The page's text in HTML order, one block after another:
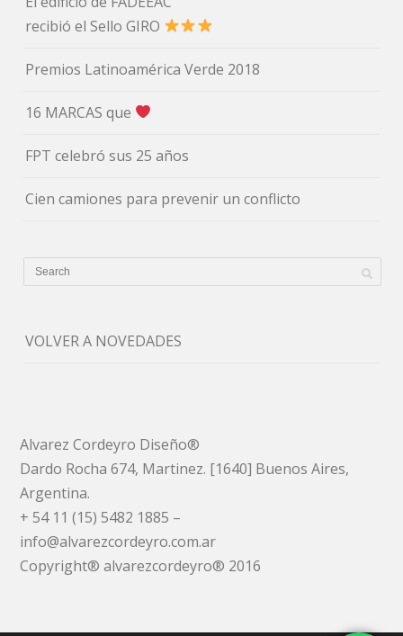
recibió el Sello GIRO
Premios Latinoamérica Verde 2018
16 MARCAS que
FPT celebró sus 25 años
Cien camiones para prevenir un conflicto
VOLVER A NOVEDADES
Alvarez Cordeyro Diseño®
Dardo Rocha 674, Martinez. [1640] Buenos Aires,
Argentina.
+ 54 11 (15) 5482 1885 –
info@alvarezcordeyro.com.ar
Copyright® alvarezcordeyro® 2016